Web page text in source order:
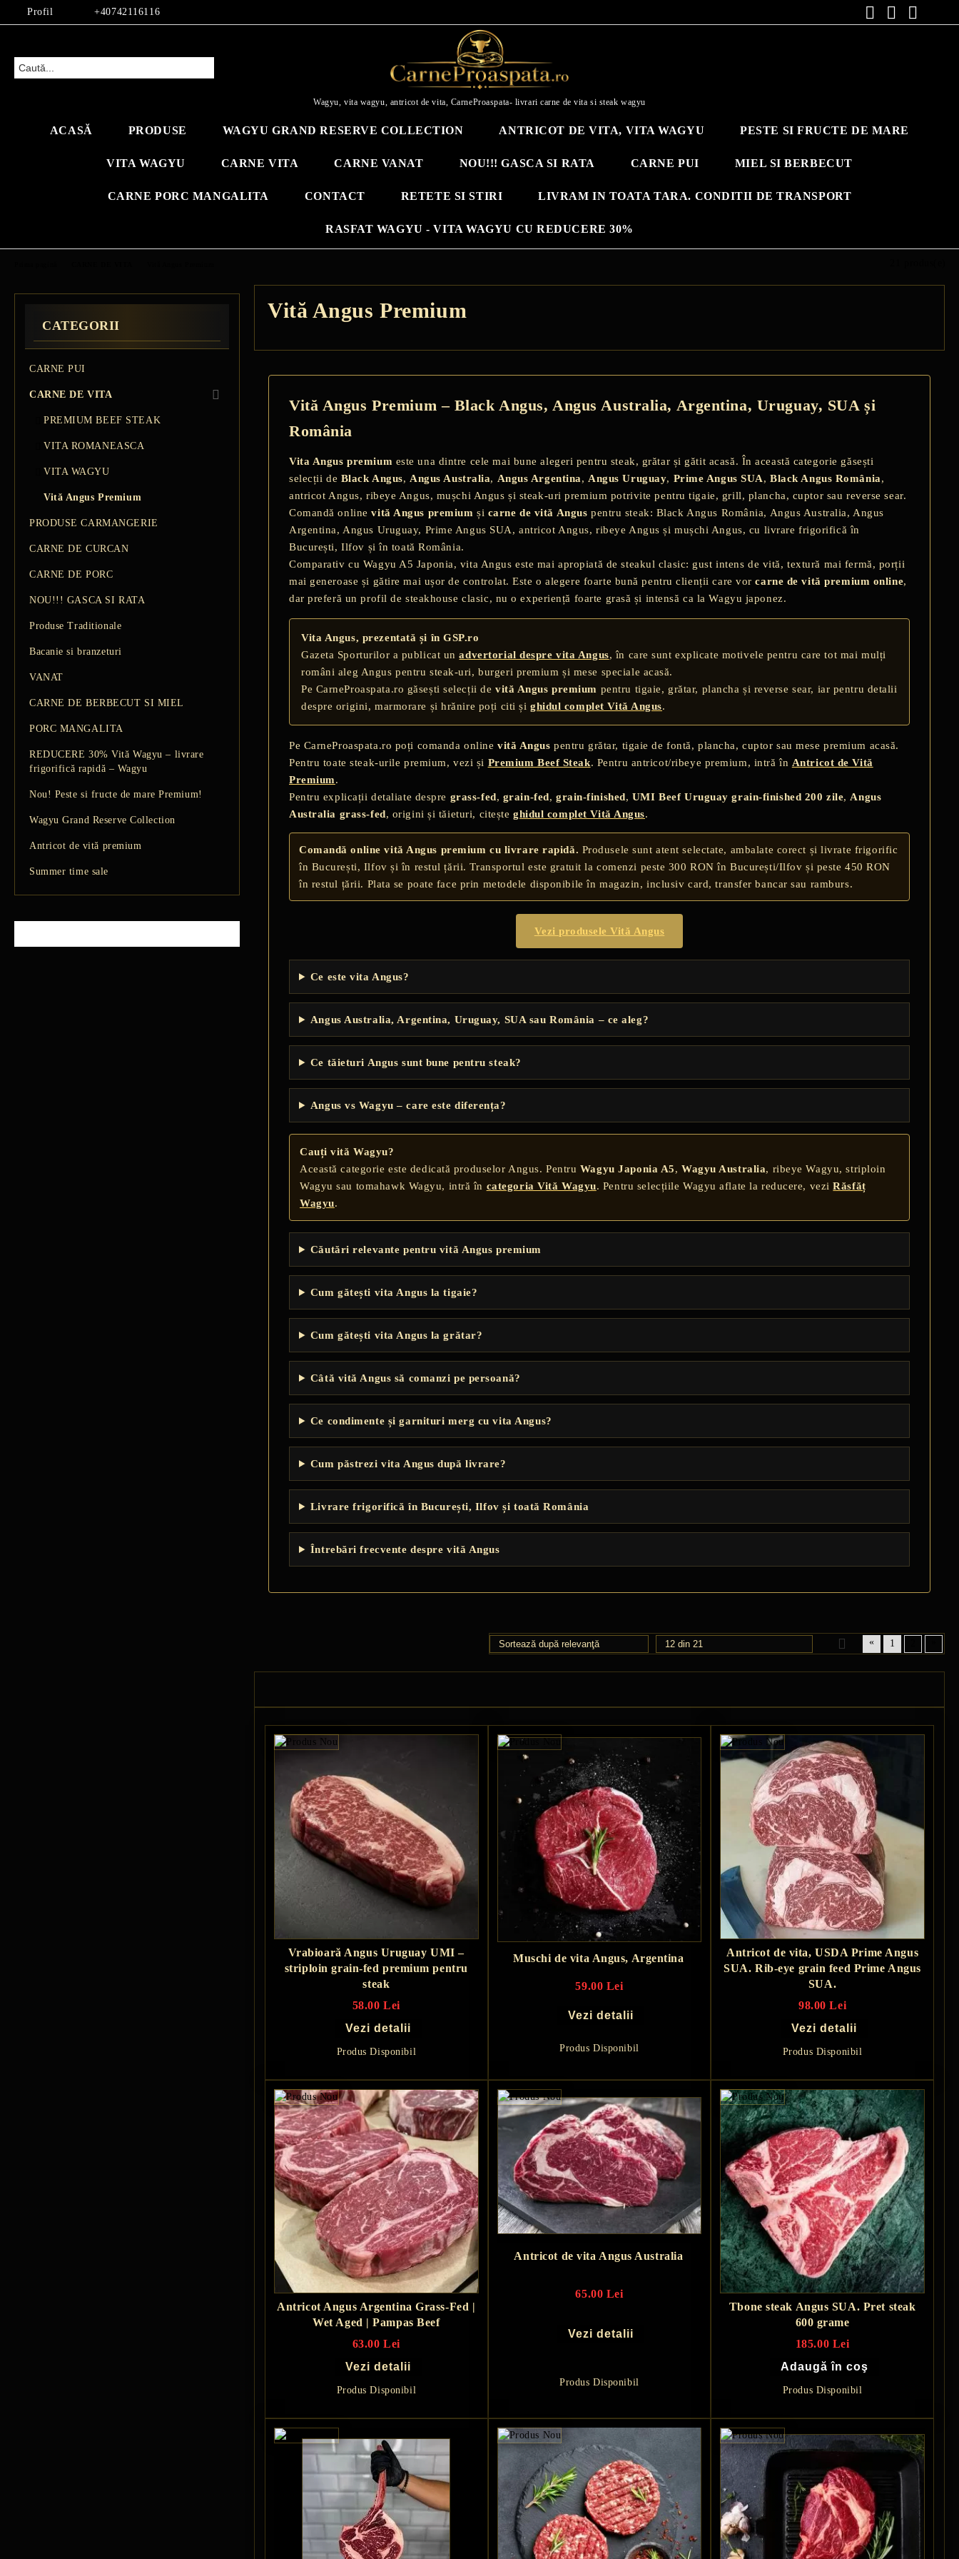
Profil +40742116116
Wagyu, vita wagyu, antricot de vita, CarneProaspata- livrari carne de vita si steak wagyu
ACASĂ PRODUSE WAGYU GRAND RESERVE COLLECTION ANTRICOT DE VITA, VITA WAGYU PESTE SI FRUCTE DE MARE
VITA WAGYU CARNE VITA CARNE VANAT NOU!!! GASCA SI RATA CARNE PUI MIEL SI BERBECUT
CARNE PORC MANGALITA CONTACT RETETE SI STIRI LIVRAM IN TOATA TARA. CONDITII DE TRANSPORT
RASFAT WAGYU - VITA WAGYU CU REDUCERE 30%
CATEGORII
CARNE PUI
CARNE DE VITA
PREMIUM BEEF STEAK
VITA ROMANEASCA
VITA WAGYU
Vită Angus Premium
PRODUSE CARMANGERIE
CARNE DE CURCAN
CARNE DE PORC
NOU!!! GASCA SI RATA
Produse Traditionale
Bacanie si branzeturi
VANAT
CARNE DE BERBECUT SI MIEL
PORC MANGALITA
REDUCERE 30% Vită Wagyu – livrare
frigorifică rapidă – Wagyu
Nou! Peste si fructe de mare Premium!
Wagyu Grand Reserve Collection
Antricot de vită premium
Summer time sale
Vită Angus Premium
Vită Angus Premium – Black Angus, Angus Australia, Argentina, Uruguay, SUA și
România
Vita Angus premium este una dintre cele mai bune alegeri pentru steak, grătar și gătit acasă. În această categorie găsești
selecții de Black Angus, Angus Australia, Angus Argentina, Angus Uruguay, Prime Angus SUA,Black Angus România,
antricot Angus, ribeye Angus, mușchi Angus și steak-uri premium potrivite pentru tigaie, grill, plancha, cuptor sau reverse sear.
Comandă onlinevită Angus premium și carne de vită Angus pentru steak: Black Angus România, Angus Australia, Angus
Argentina, Angus Uruguay, Prime Angus SUA, antricot Angus, ribeye Angus și mușchi Angus, cu livrare frigorifică în
București, Ilfov și în toată România.
Comparativ cu Wagyu A5 Japonia, vita Angus este mai apropiată de steakul clasic: gust intens de vită, textură mai fermă, porții
mai generoase și gătire mai ușor de controlat. Este o alegere foarte bună pentru clienții care vorcarne de vită premium online,
dar preferă un profil de steakhouse clasic, nu o experiență foarte grasă și intensă ca la Wagyu japonez.
Vita Angus, prezentată și în GSP.ro
Gazeta Sporturilor a publicat unadvertorial despre vita Angus, în care sunt explicate motivele pentru care tot mai mulți
români aleg Angus pentru steak-uri, burgeri premium și mese speciale acasă.
Pe CarneProaspata.ro găsești selecții de vită Angus premium pentru tigaie, grătar, plancha și reverse sear, iar pentru detalii
despre origini, marmorare și hrănire poți citi și ghidul complet Vită Angus.
Pe CarneProaspata.ro poți comanda online vită Angus pentru grătar, tigaie de fontă, plancha, cuptor sau mese premium acasă.
Pentru toate steak-urile premium, vezi și Premium Beef Steak. Pentru antricot/ribeye premium, intră în Antricot de Vită
Premium.
Pentru explicații detaliate despre grass-fed, grain-fed, grain-finished, UMI Beef Uruguay grain-finished 200 zile, Angus
Australia grass-fed, origini și tăieturi, citeșteghidul complet Vită Angus.
Comandă online vită Angus premium cu livrare rapidă. Produsele sunt atent selectate, ambalate corect și livrate frigorific
în București, Ilfov și în restul țării. Transportul este gratuit la comenzi peste 300 RON în București/Ilfov și peste 450 RON
în restul țării. Plata se poate face prin metodele disponibile în magazin, inclusiv card, transfer bancar sau ramburs.
Vezi produsele Vită Angus
Ce este vita Angus?
Angus Australia, Argentina, Uruguay, SUA sau România – ce aleg?
Ce tăieturi Angus sunt bune pentru steak?
Angus vs Wagyu – care este diferența?
Cauți vită Wagyu?
Această categorie este dedicată produselor Angus. Pentru Wagyu Japonia A5,Wagyu Australia, ribeye Wagyu, striploin
Wagyu sau tomahawk Wagyu, intră în categoria Vită Wagyu. Pentru selecțiile Wagyu aflate la reducere, veziRăsfăț
Wagyu.
Căutări relevante pentru vită Angus premium
Cum gătești vita Angus la tigaie?
Cum gătești vita Angus la grătar?
Câtă vită Angus să comanzi pe persoană?
Ce condimente și garnituri merg cu vita Angus?
Cum păstrezi vita Angus după livrare?
Livrare frigorifică în București, Ilfov și toată România
Întrebări frecvente despre vită Angus
« 1
Vrabioară Angus Uruguay UMI –
striploin grain-fed premium pentru
steak
58.00 Lei
Vezi detalii
Produs Disponibil
Muschi de vita Angus, Argentina
59.00 Lei
Vezi detalii
Produs Disponibil
Antricot de vita, USDA Prime Angus
SUA. Rib-eye grain feed Prime Angus
SUA.
98.00 Lei
Vezi detalii
Produs Disponibil
Antricot Angus Argentina Grass-Fed |
Wet Aged | Pampas Beef
63.00 Lei
Vezi detalii
Produs Disponibil
Antricot de vita Angus Australia
65.00 Lei
Vezi detalii
Produs Disponibil
Tbone steak Angus SUA. Pret steak
600 grame
185.00 Lei
Produs Disponibil